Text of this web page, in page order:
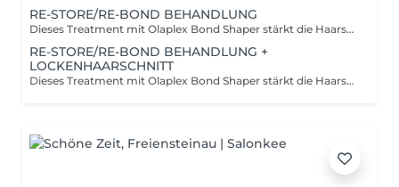
RE-STORE/RE-BOND BEHANDLUNG
Dieses Treatment mit Olaplex Bond Shaper stärkt die Haarstruktur von innen und repariert geschädigte Verbindungen. Locken werden definierter, elastischer und frizzreduziert. Inklusive Waschen und Styling.
RE-STORE/RE-BOND BEHANDLUNG +
LOCKENHAARSCHNITT
Dieses Treatment mit Olaplex Bond Shaper stärkt die Haarstruktur von innen und repariert geschädigte Verbindungen. Locken werden definierter, elastischer und frizzreduziert. Inklusive Waschen, Schnitt und Styling.